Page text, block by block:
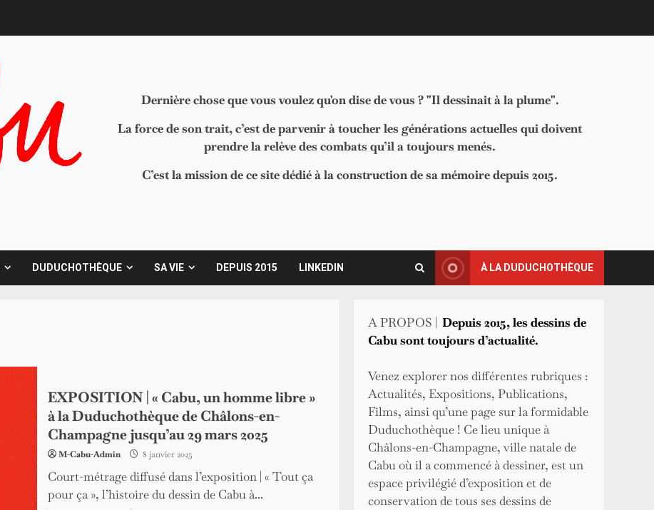
Dernière chose que vous voulez qu'on dise de vous ? "Il dessinait à la plume".
La force de son trait, c’est de parvenir à toucher les générations actuelles qui doivent
prendre la relève des combats qu’il a toujours menés.
C’est la mission de ce site dédié à la construction de sa mémoire depuis 2015.
DUDUCHOTHÈQUE SA VIE DEPUIS 2015 LINKEDIN À LA DUDUCHOTHÈQUE
EXPOSITION | « Cabu, un homme libre »
à la Duduchothèque de Châlons-en-
Champagne jusqu’au 29 mars 2025
M-Cabu-Admin 8 janvier 2025
Court-métrage diffusé dans l’exposition | « Tout ça
pour ça », l’histoire du dessin de Cabu à...
A PROPOS |
Depuis 2015, les dessins de
Cabu sont toujours d’actualité.
Venez explorer nos différentes rubriques :
Actualités, Expositions, Publications,
Films, ainsi qu’une page sur la formidable
Duduchothèque ! Ce lieu unique à
Châlons-en-Champagne, ville natale de
Cabu où il a commencé à dessiner, est un
espace privilégié d’exposition et de
conservation de tous ses dessins de